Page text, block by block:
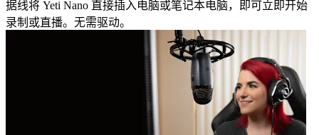
据线将 Yeti Nano 直接插入电脑或笔记本电脑，即可立即开始
录制或直播。无需驱动。